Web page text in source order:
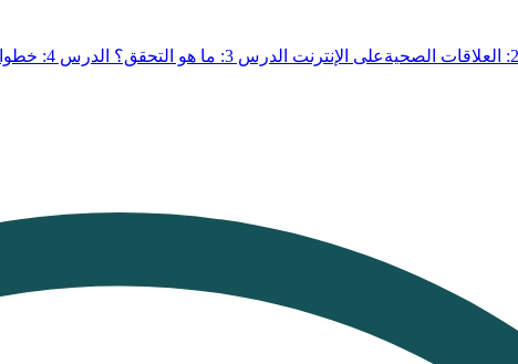
الدرس 3: ما هو التحقق؟ الدرس 4: خطوات التحقق